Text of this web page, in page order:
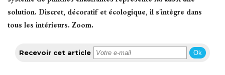
solution. Discret, décoratif et écologique, il s'intègre dans
tous les intérieurs. Zoom.
Recevoir cet article Ok